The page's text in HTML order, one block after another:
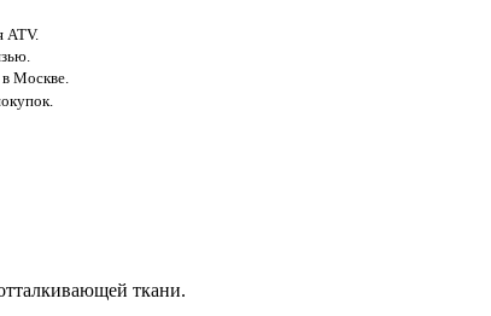
ATV.
в Москве.
ткани.